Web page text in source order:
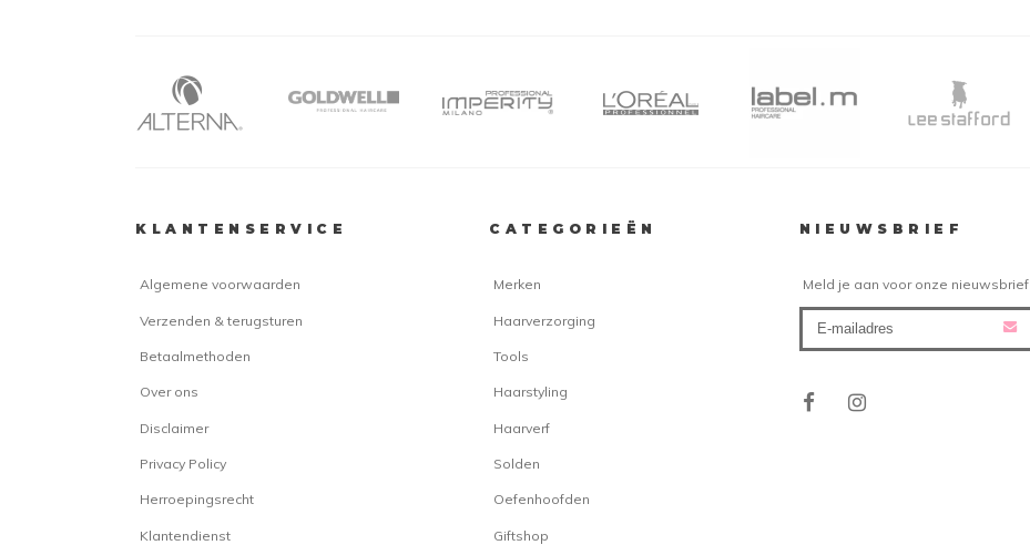
KLANTENSERVICE
Algemene voorwaarden
Verzenden & terugsturen
Betaalmethoden
Over ons
Disclaimer
Privacy Policy
Herroepingsrecht
Klantendienst
CATEGORIEËN
Merken
Haarverzorging
Tools
Haarstyling
Haarverf
Solden
Oefenhoofden
Giftshop
NIEUWSBRIEF
Meld je aan voor onze nieuwsbrief